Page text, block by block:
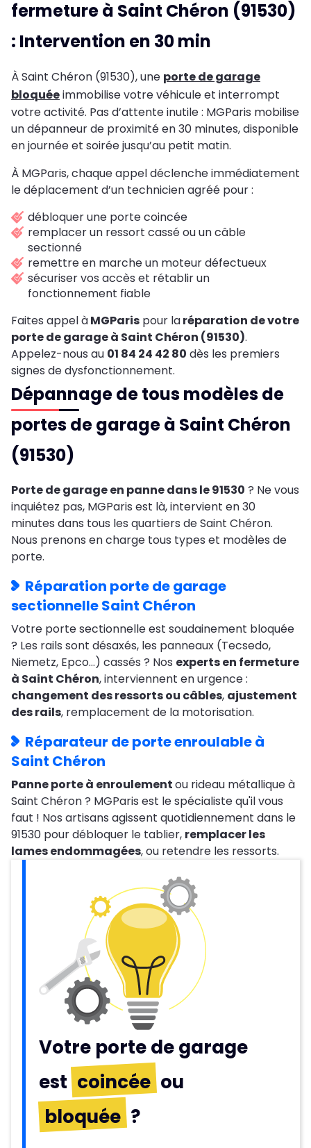
fermeture à Saint Chéron (91530)
: Intervention en 30 min
À Saint Chéron (91530), une porte de garage
bloquéeimmobilise votre véhicule et interrompt
votre activité. Pas d’attente inutile : MGParis mobilise
un dépanneur de proximité en 30 minutes, disponible
en journée et soirée jusqu’au petit matin.
À MGParis, chaque appel déclenche immédiatement
le déplacement d’un technicien agréé pour :
débloquer une porte coincée
remplacer un ressort cassé ou un câble
sectionné
remettre en marche un moteur défectueux
sécuriser vos accès et rétablir un
fonctionnement fiable
Faites appel àMGParis pour laréparation de votre
porte de garage à Saint Chéron (91530).
Appelez-nous au 01 84 24 42 80 dès les premiers
signes de dysfonctionnement.
Dépannage de tous modèles de
portes de garage à Saint Chéron
(91530)
Porte de garage en panne dans le 91530 ? Ne vous
inquiétez pas, MGParis est là, intervient en 30
minutes dans tous les quartiers de Saint Chéron.
Nous prenons en charge tous types et modèles de
porte.
Réparation porte de garage
sectionnelle Saint Chéron
Votre porte sectionnelle est soudainement bloquée
? Les rails sont désaxés, les panneaux (Tecsedo,
Niemetz, Epco…) cassés ? Nos experts en fermeture
à Saint Chéron, interviennent en urgence :
changement des ressorts ou câbles, ajustement
des rails, remplacement de la motorisation.
Réparateur de porte enroulable à
Saint Chéron
Panne porte à enroulementou rideau métallique à
Saint Chéron ? MGParis est le spécialiste qu'il vous
faut ! Nos artisans agissent quotidiennement dans le
91530 pour débloquer le tablier, remplacer les
lames endommagées, ou retendre les ressorts.
Votre porte de garage
est coincée ou
bloquée ?